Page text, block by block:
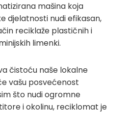
mašina koja
djelatnosti nudi efikasan,
reciklaže plastičnih i
limenki.
čistoću naše lokalne
vašu posvećenost
što nudi ogromne
i okolinu, reciklomat je